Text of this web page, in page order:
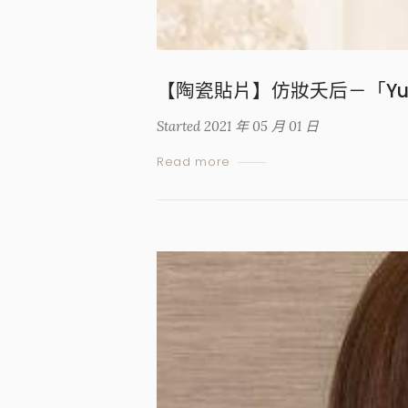
【陶瓷貼片】仿妝夭后－「
Started 2021 年 05 月 01 日
Read more